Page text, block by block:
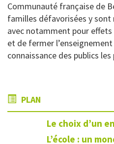
Communauté française de
familles défavorisées y
avec notamment pour
et de fermer
connaissance des publics
PLAN
Le choix d’un
L’école : un